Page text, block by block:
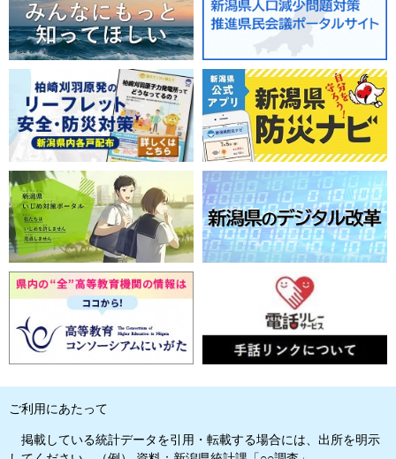
ご利用にあたって
掲載している統計データを引用・転載する場合には、出所を明示